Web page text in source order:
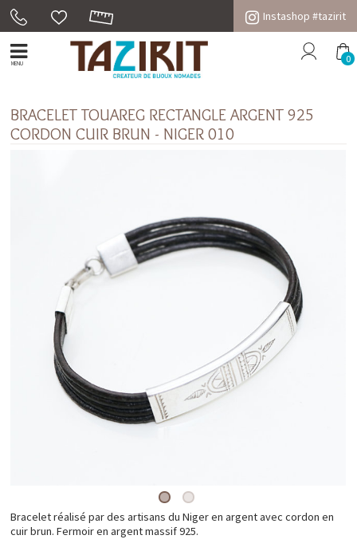
Instashop #tazirit
MENU 0
BRACELET TOUAREG RECTANGLE ARGENT 925
CORDON CUIR BRUN - NIGER 010
Bracelet réalisé par des artisans du Niger en argent avec cordon en
cuir brun. Fermoir en argent massif 925.